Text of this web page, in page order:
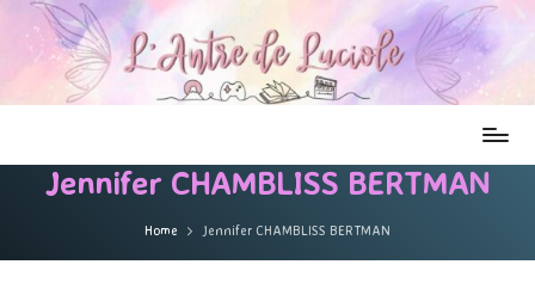
Jennifer CHAMBLISS BERTMAN
Home Jennifer CHAMBLISS BERTMAN